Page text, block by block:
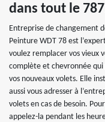
dans tout le
Entreprise de changement
Peinture WDT 78 est
voulez remplacer vos vieux
complète et chevronnée qui
vos nouveaux volets. Elle
aussi vous adresser à
volets en cas de besoin.
appelez-la pendant les